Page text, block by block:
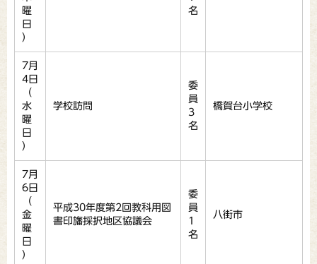
曜
日
）
名
7月
4日
（
水
曜
日
）
学校訪問
委
員
3
名
橋賀台小学校
7月
6日
（
金
曜
日
）
平成30年度第2回教科用図
書印旛採択地区協議会
委
員
1
名
八街市